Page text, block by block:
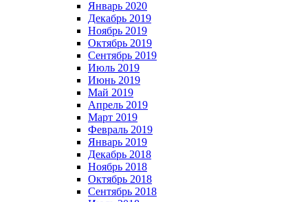
Январь 2020
Декабрь 2019
Ноябрь 2019
Октябрь 2019
Сентябрь 2019
Июль 2019
Июнь 2019
Май 2019
Апрель 2019
Март 2019
Февраль 2019
Январь 2019
Декабрь 2018
Ноябрь 2018
Октябрь 2018
Сентябрь 2018